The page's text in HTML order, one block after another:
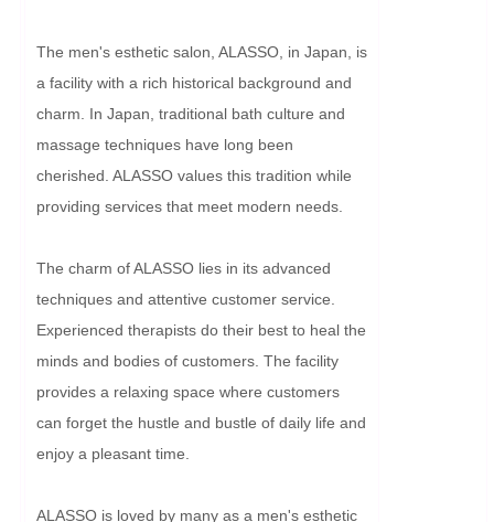
The men's esthetic salon, ALASSO, in Japan, is
a facility with a rich historical background and
charm. In Japan, traditional bath culture and
massage techniques have long been
cherished. ALASSO values this tradition while
providing services that meet modern needs.
The charm of ALASSO lies in its advanced
techniques and attentive customer service.
Experienced therapists do their best to heal the
minds and bodies of customers. The facility
provides a relaxing space where customers
can forget the hustle and bustle of daily life and
enjoy a pleasant time.
ALASSO is loved by many as a men's esthetic